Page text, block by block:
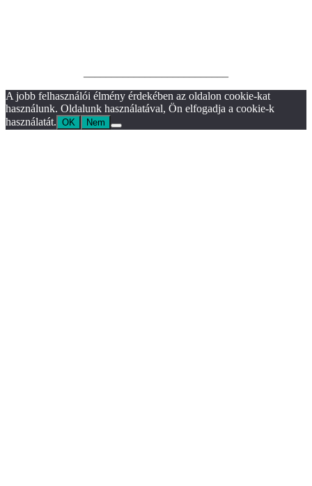
A jobb felhasználói élmény érdekében az oldalon cookie-kat
használunk. Oldalunk használatával, Ön elfogadja a cookie-k
használatát. OK Nem